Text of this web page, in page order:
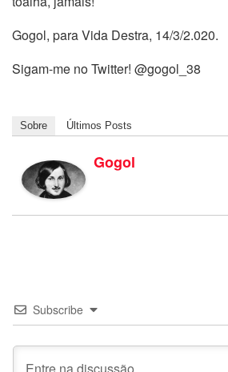
Gogol, para Vida Destra, 14/3/2.020.
Sigam-me no Twitter! @gogol_38
Sobre Últimos Posts
Gogol
Subscribe